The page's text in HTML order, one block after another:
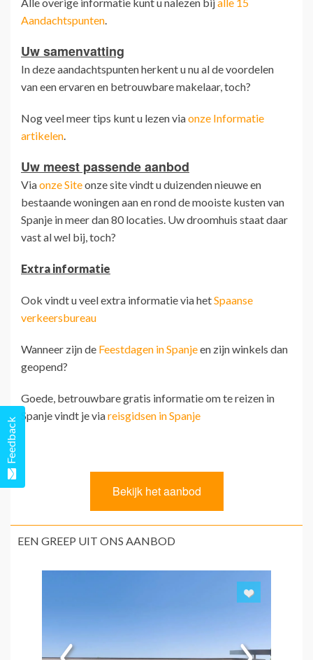
Aandachtspunten
Uw samenvatting
In deze aandachtspunten herkent u nu al de voordelen
van een ervaren en betrouwbare makelaar, toch?
Nog veel meer tips kunt u lezen viaonze Informatie
artikelen
Uw meest passende aanbod
Viaonze Siteonze site vindt u duizenden nieuwe en
bestaande woningen aan en rond de mooiste kusten van
Spanje in meer dan 80 locaties. Uw droomhuis staat daar
vast al wel bij, toch?
Extra informatie
Ook vindt u veel extra informatie via hetSpaanse
verkeersbureau
Wanneer zijn de Feestdagen in Spanjeen zijn winkels dan
geopend?
Goede, betrouwbare gratis informatie om te reizen in
Spanje vindt je viareisgidsen in Spanje
EEN GREEP UIT ONS AANBOD
Feedback